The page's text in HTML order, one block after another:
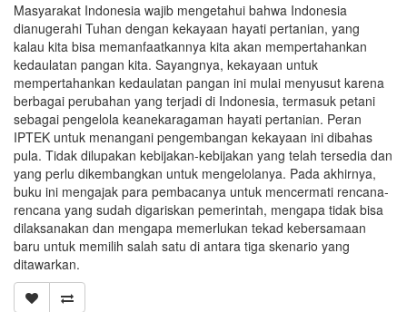
Masyarakat Indonesia wajib mengetahui bahwa Indonesia
dianugerahi Tuhan dengan kekayaan hayati pertanian, yang
kalau kita bisa memanfaatkannya kita akan mempertahankan
kedaulatan pangan kita. Sayangnya, kekayaan untuk
mempertahankan kedaulatan pangan ini mulai menyusut karena
berbagai perubahan yang terjadi di Indonesia, termasuk petani
sebagai pengelola keanekaragaman hayati pertanian. Peran
IPTEK untuk menangani pengembangan kekayaan ini dibahas
pula. Tidak dilupakan kebijakan-kebijakan yang telah tersedia dan
yang perlu dikembangkan untuk mengelolanya. Pada akhirnya,
buku ini mengajak para pembacanya untuk mencermati rencana-
rencana yang sudah digariskan pemerintah, mengapa tidak bisa
dilaksanakan dan mengapa memerlukan tekad kebersamaan
baru untuk memilih salah satu di antara tiga skenario yang
ditawarkan.